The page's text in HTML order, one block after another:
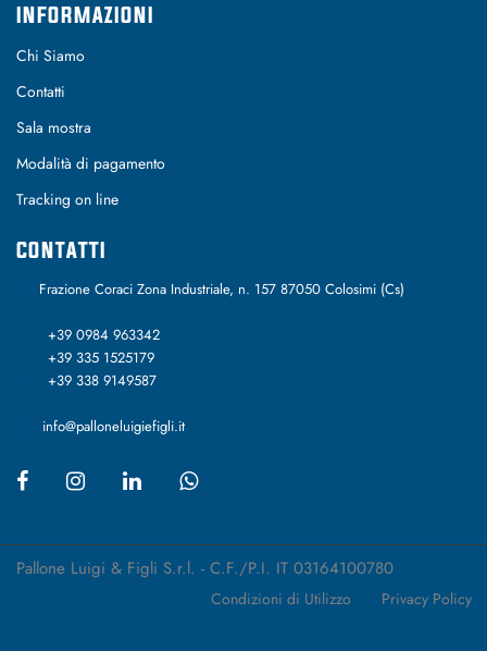
INFORMAZIONI
Chi Siamo
Contatti
Sala mostra
Modalità di pagamento
Tracking on line
CONTATTI
Frazione Coraci Zona Industriale, n. 157 87050 Colosimi (Cs)
+39 0984 963342
+39 335 1525179
+39 338 9149587
info@palloneluigiefigli.it
Pallone Luigi & Figli S.r.l. - C.F./P.I. IT 03164100780
Condizioni di Utilizzo Privacy Policy